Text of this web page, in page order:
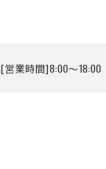
[営業時間]8:00～18:00